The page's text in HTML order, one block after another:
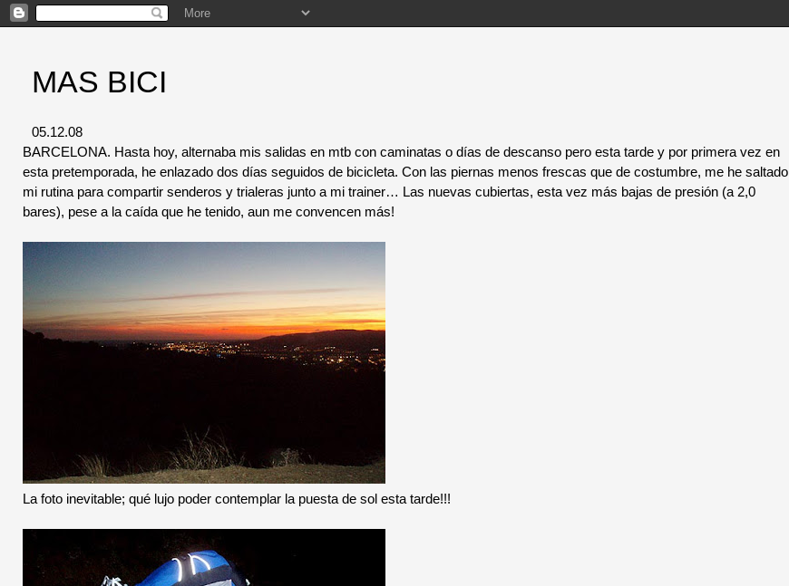
MAS BICI
05.12.08
BARCELONA. Hasta hoy, alternaba mis salidas en mtb con caminatas o días de descanso pero esta tarde y por primera vez en
esta pretemporada, he enlazado dos días seguidos de bicicleta. Con las piernas menos frescas que de costumbre, me he saltado
mi rutina para compartir senderos y trialeras junto a mi trainer… Las nuevas cubiertas, esta vez más bajas de presión (a 2,0
bares), pese a la caída que he tenido, aun me convencen más!
La foto inevitable; qué lujo poder contemplar la puesta de sol esta tarde!!!